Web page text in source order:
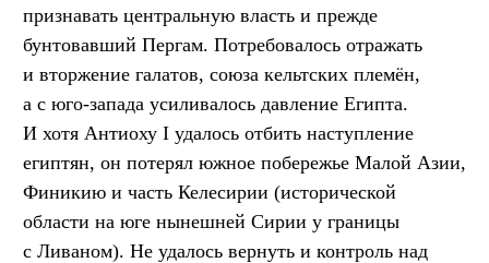
признавать центральную власть и прежде
бунтовавший Пергам. Потребовалось отражать
и вторжение галатов, союза кельтских племён,
а с юго-запада усиливалось давление Египта.
И хотя Антиоху I удалось отбить наступление
египтян, он потерял южное побережье Малой Азии,
Финикию и часть Келесирии (исторической
области на юге нынешней Сирии у границы
с Ливаном). Не удалось вернуть и контроль над